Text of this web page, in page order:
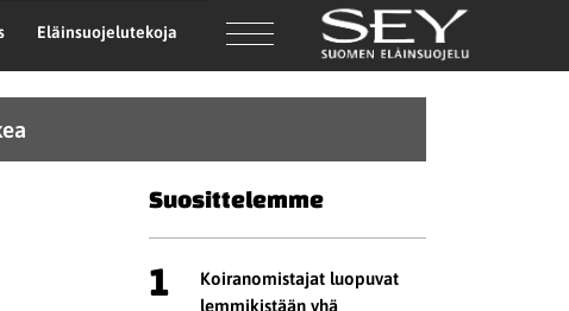
Eläinsuojelutekoja
Suosittelemme
1
Koiranomistajat luopuvat
lemmikistään yhä